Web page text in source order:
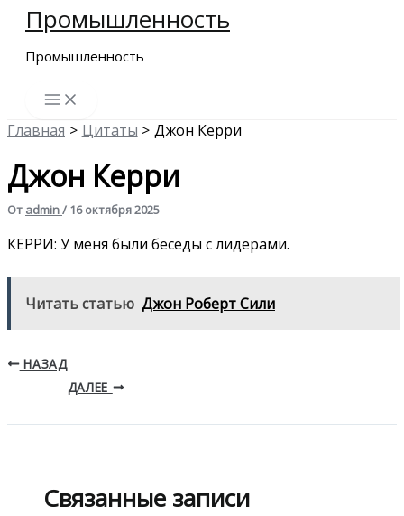
Перейти
содержимому
Промышленность
Промышленность
Главная Цитаты Джон Керри
Джон Керри
От admin/ 16 октября 2025
КЕРРИ: У меня были беседы с лидерами.
Читать статью Джон Роберт Сили
НАЗАД
ДАЛЕЕ
Связанные записи